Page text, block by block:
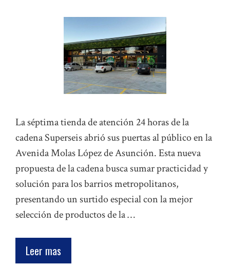
La séptima tienda de atención 24 horas de la
cadena Superseis abrió sus puertas al público en la
Avenida Molas López de Asunción. Esta nueva
propuesta de la cadena busca sumar practicidad y
solución para los barrios metropolitanos,
presentando un surtido especial con la mejor
selección de productos de la …
Leer mas